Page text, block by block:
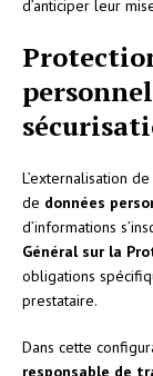
d’anticiper leur
L’externalisation
de données
d’informations
Général sur la
obligations
prestataire.
Dans cette
responsable de